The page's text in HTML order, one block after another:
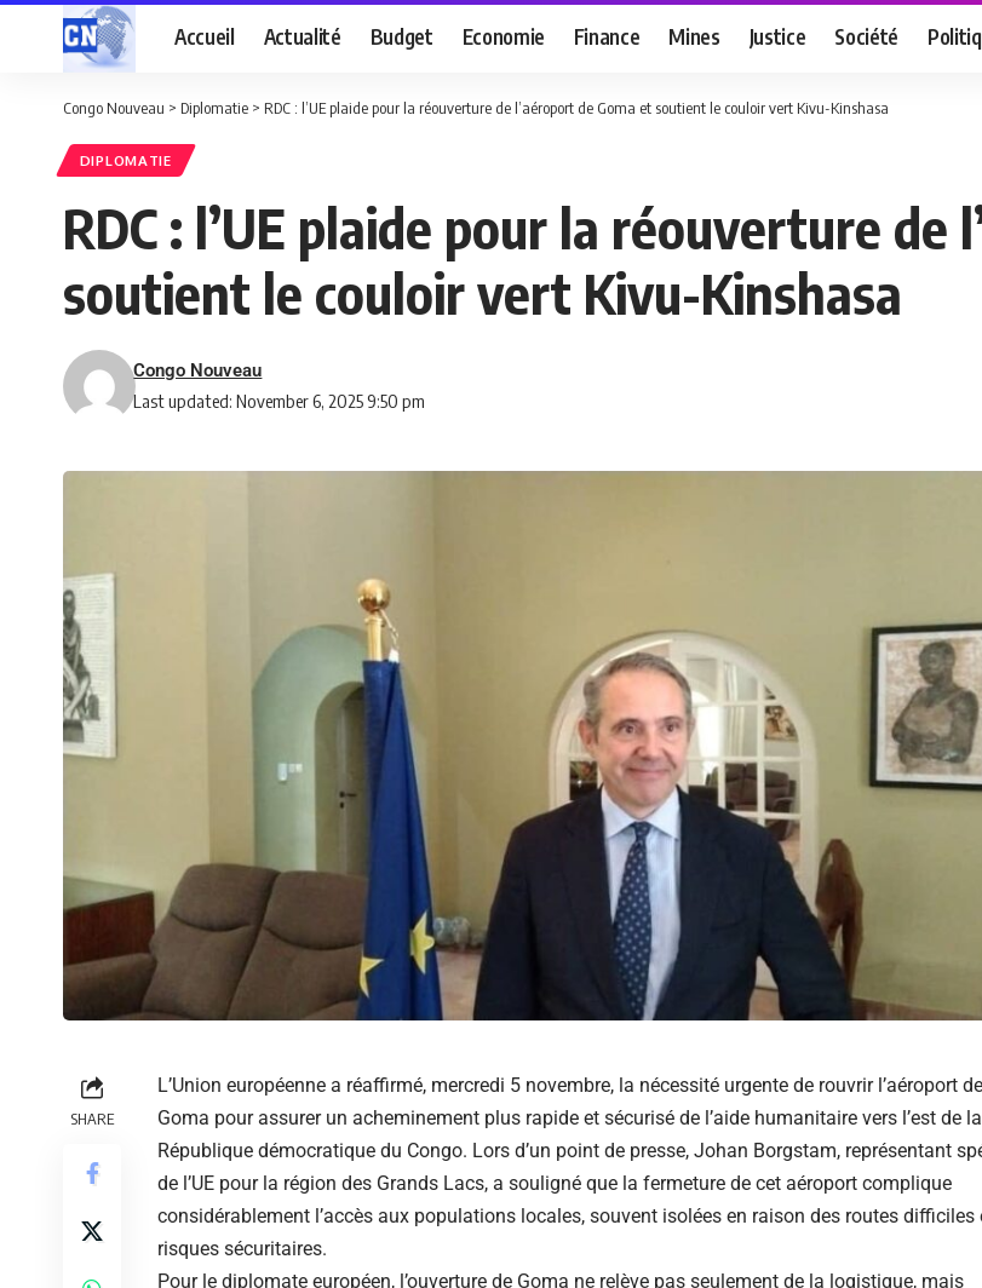
Accueil Actualité Budget Economie Finance Mines Justice Société
Congo Nouveau > Diplomatie > RDC : l’UE plaide pour la réouverture de l’aéroport de Goma et soutient le couloir vert Kivu-Kinshasa
DIPLOMATIE
RDC : l’UE plaide pour la réouverture de
soutient le couloir vert Kivu-Kinshasa
Last updated: November 6, 2025 9:50 pm
Congo Nouveau
SHARE
L’Union européenne a réaffirmé, mercredi 5 novembre, la nécessité urgente de rouvrir l’aéroport de
Goma pour assurer un acheminement plus rapide et sécurisé de l’aide humanitaire vers l’est de la
République démocratique du Congo. Lors d’un point de presse, Johan Borgstam, représentant
de l’UE pour la région des Grands Lacs, a souligné que la fermeture de cet aéroport complique
considérablement l’accès aux populations locales, souvent isolées en raison des routes difficiles
risques sécuritaires.
Pour le diplomate européen, l’ouverture de Goma ne relève pas seulement de la logistique, mais